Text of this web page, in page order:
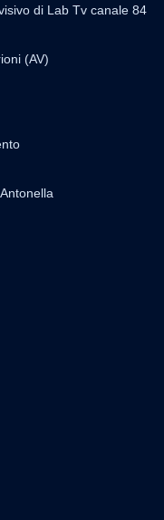
di Lab Tv canale 84
(AV)